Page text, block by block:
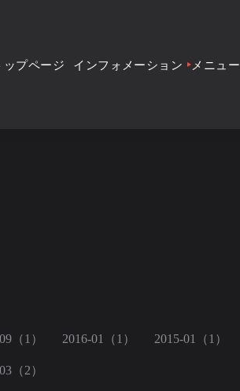
ップページ インフォメーション メニュー
（1） 2016-01（1） 2015-01（1）
（2）